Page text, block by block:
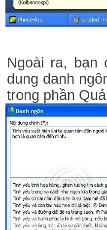
Ngoài ra, bạn
dung danh
trong phần